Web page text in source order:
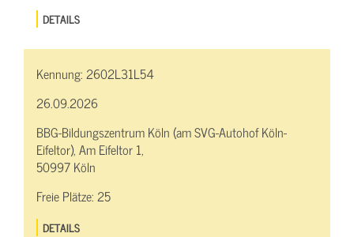
DETAILS
Kennung:2602L31L54
26.09.2026
BBG-Bildungszentrum Köln (am SVG-Autohof Köln-
Eifeltor), Am Eifeltor 1,
50997 Köln
Freie Plätze:25
DETAILS